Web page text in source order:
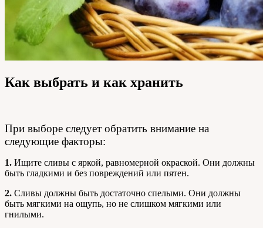
Как выбрать и как хранить
При выборе следует обратить внимание на
следующие факторы:
1. Ищите сливы с яркой, равномерной окраской. Они должны
быть гладкими и без повреждений или пятен.
2. Сливы должны быть достаточно спелыми. Они должны
быть мягкими на ощупь, но не слишком мягкими или
гнилыми.